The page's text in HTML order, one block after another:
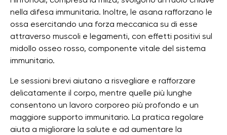
nella difesa immunitaria. Inoltre, le asana rafforzano le
ossa esercitando una forza meccanica su di esse
attraverso muscoli e legamenti, con effetti positivi sul
midollo osseo rosso, componente vitale del sistema
immunitario.
Le sessioni brevi aiutano a risvegliare e rafforzare
delicatamente il corpo, mentre quelle più lunghe
consentono un lavoro corporeo più profondo e un
maggiore supporto immunitario. La pratica regolare
aiuta a migliorare la salute e ad aumentare la